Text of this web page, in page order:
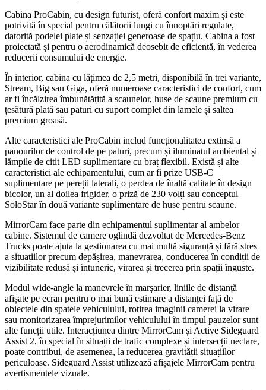
Cabina ProCabin, cu design futurist, oferă confort maxim și este
potrivită în special pentru călătorii lungi cu înnoptări regulate,
datorită podelei plate și senzației generoase de spațiu. Cabina a fost
proiectată și pentru o aerodinamică deosebit de eficientă, în vederea
reducerii consumului de energie.
În interior, cabina cu lățimea de 2,5 metri, disponibilă în trei variante,
Stream, Big sau Giga, oferă numeroase caracteristici de confort, cum
ar fi încălzirea îmbunătățită a scaunelor, huse de scaune premium cu
țesătură plată sau paturi cu suport complet din lamele și saltea
premium groasă.
Alte caracteristici ale ProCabin includ funcționalitatea extinsă a
panourilor de control de pe paturi, precum și iluminatul ambiental și
lămpile de citit LED suplimentare cu braț flexibil. Există și alte
caracteristici ale echipamentului, cum ar fi prize USB-C
suplimentare pe pereții laterali, o perdea de înaltă calitate în design
bicolor, un al doilea frigider, o priză de 230 volți sau conceptul
SoloStar în două variante suplimentare de huse pentru scaune.
MirrorCam face parte din echipamentul suplimentar al ambelor
cabine. Sistemul de camere oglindă dezvoltat de Mercedes-Benz
Trucks poate ajuta la gestionarea cu mai multă siguranță și fără stres
a situațiilor precum depășirea, manevrarea, conducerea în condiții de
vizibilitate redusă și întuneric, virarea și trecerea prin spații înguste.
Modul wide-angle la manevrele în marșarier, liniile de distanță
afișate pe ecran pentru o mai bună estimare a distanței față de
obiectele din spatele vehiculului, rotirea imaginii camerei la virare
sau monitorizarea împrejurimilor vehiculului în timpul pauzelor sunt
alte funcții utile. Interacțiunea dintre MirrorCam și Active Sideguard
Assist 2, în special în situații de trafic complexe și intersecții neclare,
poate contribui, de asemenea, la reducerea gravității situațiilor
periculoase. Sideguard Assist utilizează afișajele MirrorCam pentru
avertismentele vizuale.